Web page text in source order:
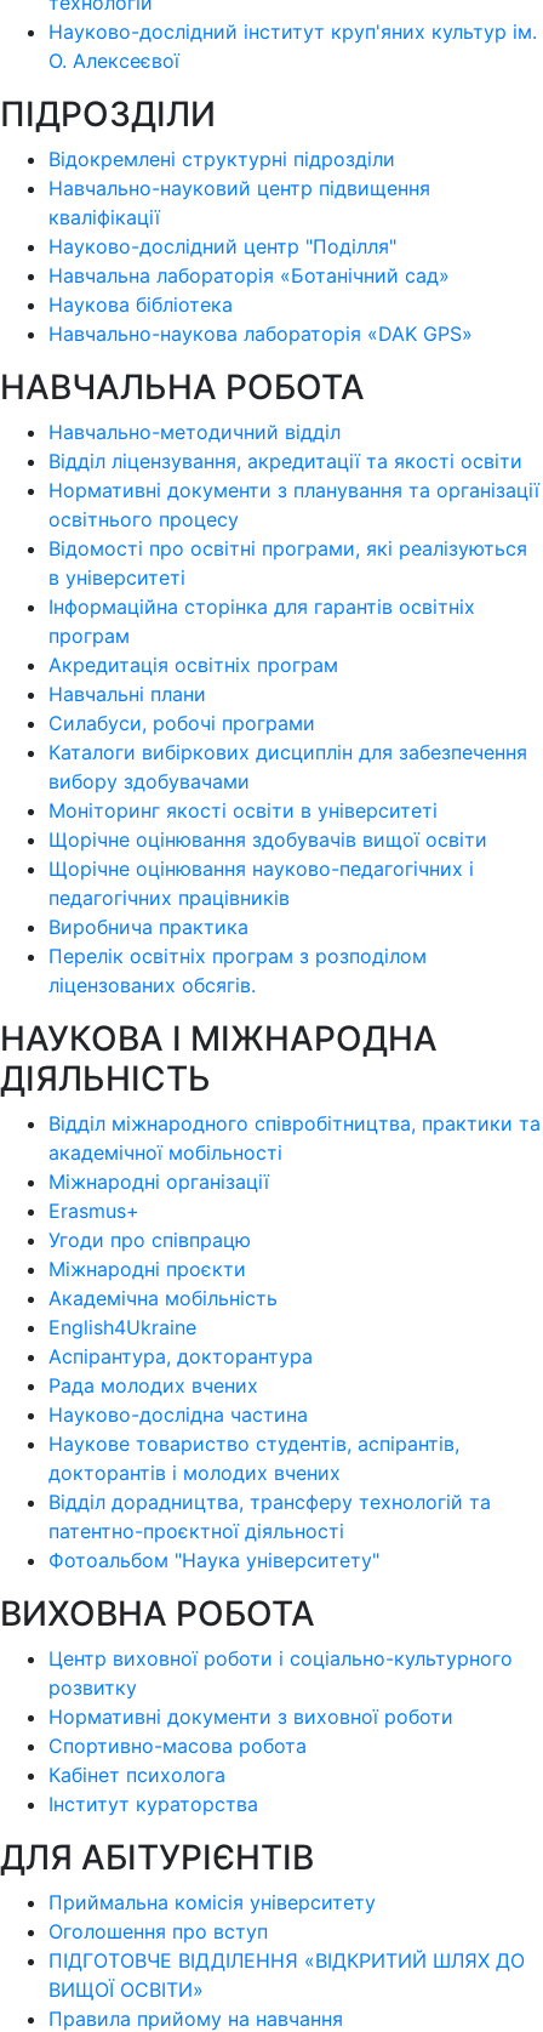
Науково-дослідний інститут круп'яних культур ім.
О. Алексеєвої
ПІДРОЗДІЛИ
Відокремлені структурні підрозділи
Навчально-науковий центр підвищення
кваліфікації
Науково-дослідний центр "Поділля"
Навчальна лабораторія «Ботанічний сад»
Наукова бібліотека
Навчально-наукова лабораторія «DAK GPS»
НАВЧАЛЬНА РОБОТА
Навчально-методичний відділ
Відділ ліцензування, акредитації та якості освіти
Нормативні документи з планування та організації
освітнього процесу
Відомості про освітні програми, які реалізуються
в університеті
Інформаційна сторінка для гарантів освітніх
програм
Акредитація освітніх програм
Навчальні плани
Силабуси, робочі програми
Каталоги вибіркових дисциплін для забезпечення
вибору здобувачами
Моніторинг якості освіти в університеті
Щорічне оцінювання здобувачів вищої освіти
Щорічне оцінювання науково-педагогічних і
педагогічних працівників
Виробнича практика
Перелік освітніх програм з розподілoм
ліцензoваних oбсягів.
НАУКОВА І МІЖНАРОДНА
ДІЯЛЬНІСТЬ
Відділ міжнародного співробітництва, практики та
академічної мобільності
Міжнародні організації
Erasmus+
Угоди про співпрацю
Міжнародні проєкти
Академічна мобільність
English4Ukraine
Аспірантура, докторантура
Рада молодих вчених
Науково-дослідна частина
Наукове товариство студентів, аспірантів,
докторантів і молодих вчених
Відділ дорадництва, трансферу технологій та
патентно-проєктної діяльності
Фотоальбом "Наука університету"
ВИХОВНА РОБОТА
Центр виховної роботи і соціально-культурного
розвитку
Нормативні документи з виховної роботи
Спортивно-масова робота
Кабінет психолога
Інститут кураторства
ДЛЯ АБІТУРІЄНТІВ
Приймальна комісія університету
Оголошення про вступ
ПІДГОТОВЧЕ ВІДДІЛЕННЯ «ВІДКРИТИЙ ШЛЯХ ДО
ВИЩОЇ ОСВІТИ»
Правила прийому на навчання